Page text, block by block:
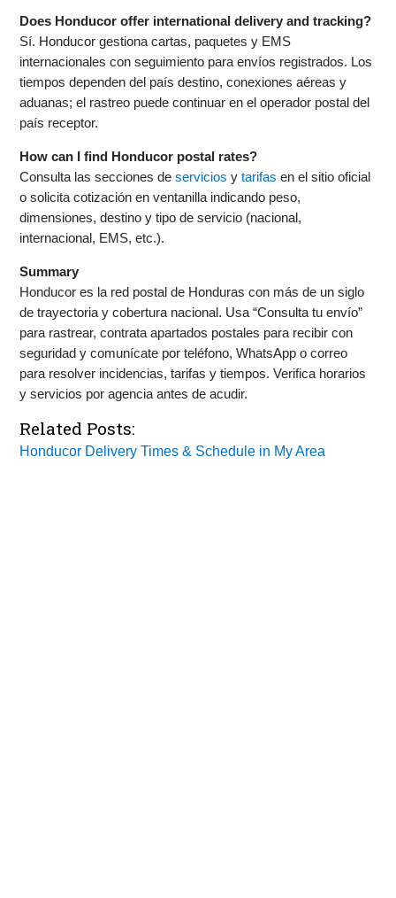
Does Honducor offer international delivery and tracking?
Sí. Honducor gestiona cartas, paquetes y EMS
internacionales con seguimiento para envíos registrados. Los
tiempos dependen del país destino, conexiones aéreas y
aduanas; el rastreo puede continuar en el operador postal del
país receptor.
How can I find Honducor postal rates?
Consulta las secciones deservicios ytarifas en el sitio oficial
o solicita cotización en ventanilla indicando peso,
dimensiones, destino y tipo de servicio (nacional,
internacional, EMS, etc.).
Summary
Honducor es la red postal de Honduras con más de un siglo
de trayectoria y cobertura nacional. Usa “Consulta tu envío”
para rastrear, contrata apartados postales para recibir con
seguridad y comunícate por teléfono, WhatsApp o correo
para resolver incidencias, tarifas y tiempos. Verifica horarios
y servicios por agencia antes de acudir.
Related Posts:
Honducor Delivery Times & Schedule in My Area